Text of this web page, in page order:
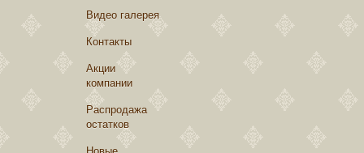
Видео галерея
Контакты
Акции
компании
Распродажа
остатков